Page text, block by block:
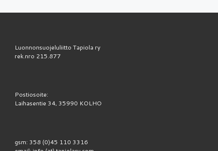
Luonnonsuojeluliitto Tapiola ry
rek.nro 215.877
Postiosoite:
Laihasentie 34, 35990 KOLHO
gsm: 358 (0)45 110 3316